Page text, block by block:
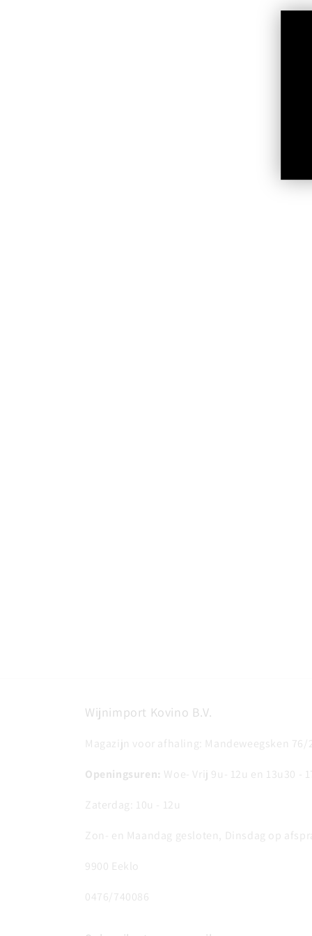
Wijnimport Kovino B.V.
Magazijn voor afhaling: Mandeweegsken 76/
Openingsuren: Woe- Vrij 9u- 12u en 13u30 -
Zaterdag: 10u - 12u
Zon- en Maandag gesloten, Dinsdag op
9900 Eeklo
0476/740086